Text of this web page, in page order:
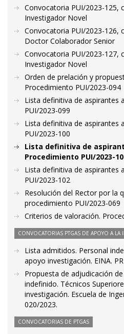
Convocatoria PUI/2023-125,
Investigador Novel
Convocatoria PUI/2023-126,
Doctor Colaborador Senior
Convocatoria PUI/2023-127,
Investigador Novel
Orden de prelación y
Procedimiento PUI/2023-094
Lista definitiva de aspirantes
PUI/2023-099
Lista definitiva de aspirantes
PUI/2023-100
Lista definitiva de
Procedimiento PUI/2023-
Lista definitiva de aspirantes
PUI/2023-102
Resolución del Rector por la
procedimiento PUI/2023-069
Criterios de valoración.
CONVOCATORIAS PTGAS DE APOYO A LA
Lista admitidos. Personal
apoyo investigación. EINA.
Propuesta de adjudicación
indefinido. Técnicos
investigación. Escuela de
020/2023.
CONVOCATORIAS DE PTGAS